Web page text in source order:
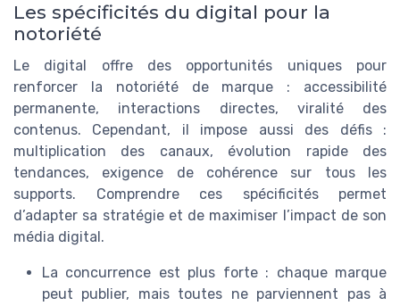
Les spécificités du digital pour la
notoriété
Le digital offre des opportunités uniques pour
renforcer la notoriété de marque : accessibilité
permanente, interactions directes, viralité des
contenus. Cependant, il impose aussi des défis :
multiplication des canaux, évolution rapide des
tendances, exigence de cohérence sur tous les
supports. Comprendre ces spécificités permet
d’adapter sa stratégie et de maximiser l’impact de son
média digital.
La concurrence est plus forte : chaque marque
peut publier, mais toutes ne parviennent pas à